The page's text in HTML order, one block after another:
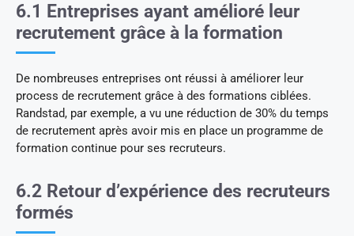
6.1 Entreprises ayant amélioré leur
recrutement grâce à la formation
De nombreuses entreprises ont réussi à améliorer leur
process de recrutement grâce à des formations ciblées.
Randstad, par exemple, a vu une réduction de 30% du temps
de recrutement après avoir mis en place un programme de
formation continue pour ses recruteurs.
6.2 Retour d’expérience des recruteurs
formés